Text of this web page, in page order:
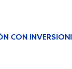
CON